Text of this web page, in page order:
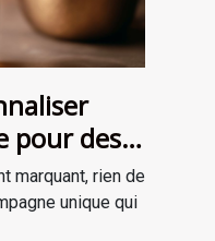
pour des
?
marquant, rien de
unique qui